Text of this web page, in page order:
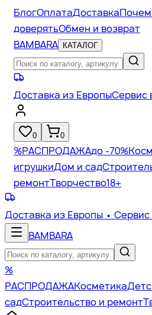
БлогОплатаДоставка
доверятьОбмен и возврат
BAMBARA
КАТАЛОГ
Доставка из ЕвропыСервис
0 0
%РАСПРОДАЖАдо -70%
игрушкиДом и сад
ремонтТворчество18+
Доставка из Европы •
BAMBARA
%
РАСПРОДАЖАКосметика
садСтроительство и ремонт